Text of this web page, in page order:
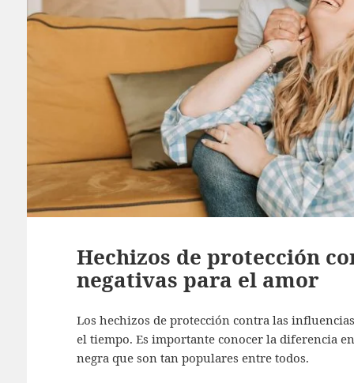
Hechizos de protección
negativas para el amor
Los hechizos de protección contra las
el tiempo. Es importante conocer la diferencia
negra que son tan populares entre todos.